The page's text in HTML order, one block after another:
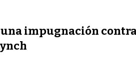
impugnación